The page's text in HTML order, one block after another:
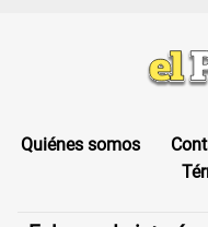
Quiénes somos